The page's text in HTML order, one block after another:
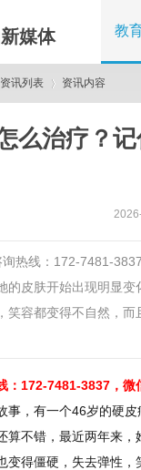
媒体 教
资讯列表 资讯内容
么治疗？
热线：172-7481-
的皮肤开始出现明显
笑容都变得不自然，
：172-7481-3837，微
事，有一个46岁的硬皮
算不错，最近两年来
变得僵硬，失去弹性